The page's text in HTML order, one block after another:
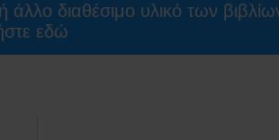
άλλο διαθέσιμο υλικό των
εδώ